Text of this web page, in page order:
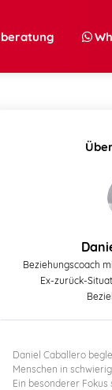
Beziehungscoach
Ex-zurück-
Daniel Caballero
Menschen in
Ein besonderer